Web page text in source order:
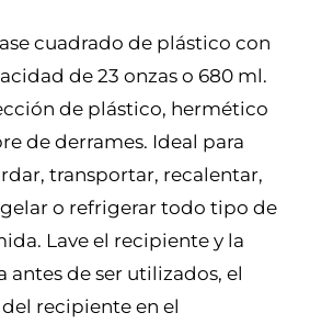
cuadrado de plástico con
de 23 onzas o 680 ml.
de plástico, hermético
de derrames. Ideal para
transportar, recalentar,
o refrigerar todo tipo de
Lave el recipiente y la
antes de ser utilizados, el
del recipiente en el